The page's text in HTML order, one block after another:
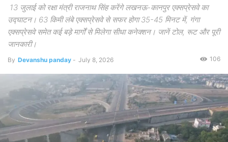
13 जुलाई को रक्षा मंत्री राजनाथ सिंह करेंगे लखनऊ-कानपुर एक्सप्रेसवे का
उद्घाटन। 63 किमी लंबे एक्सप्रेसवे से सफर होगा 35-45 मिनट में, गंगा
एक्सप्रेसवे समेत कई बड़े मार्गों से मिलेगा सीधा कनेक्शन। जानें टोल, रूट और पूरी
जानकारी।
By Devanshu panday - July 8, 2026 106